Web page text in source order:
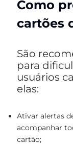
Como
cartões
São
para
usuários
elas:
Ativar alertas
acompanhar
cartão;